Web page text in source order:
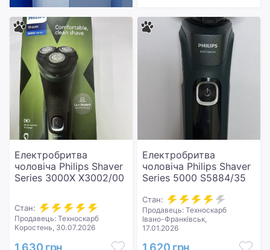
Електробритва
чоловіча Philips Shaver
Series 3000X X3002/00
Стан:
Продавець: Техноскарб
Коростень, 30.07.2026
1 630 грн
Електробритва
чоловіча Philips Shaver
Series 5000 S5884/35
Стан:
Продавець: Техноскарб
Івано-Франківськ,
17.01.2026
1 620 грн